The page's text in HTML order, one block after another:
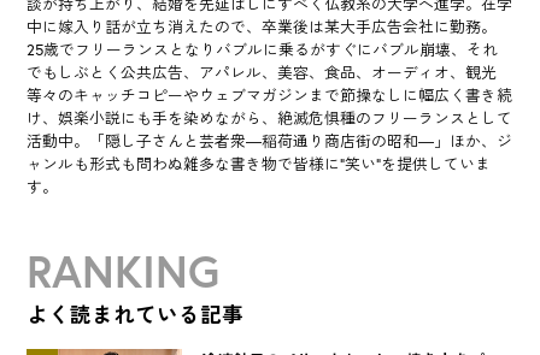
中に嫁入り話が立ち消えたので、卒業後は某大手広告会社に勤務。
25歳でフリーランスとなりバブルに乗るがすぐにバブル崩壊、それ
でもしぶとく公共広告、アパレル、美容、食品、オーディオ、観光
等々のキャッチコピーやウェブマガジンまで節操なしに幅広く書き続
け、娯楽小説にも手を染めながら、絶滅危惧種のフリーランスとして
活動中。「隠し子さんと芸者衆―稲荷通り商店街の昭和―」ほか、ジ
ャンルも形式も問わぬ雑多な書き物で皆様に“笑い”を提供していま
す。
RANKING
よく読まれている記事